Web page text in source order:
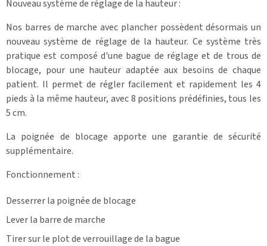
Nouveau système de réglage de la hauteur :
Nos barres de marche avec plancher possèdent désormais un
nouveau système de réglage de la hauteur. Ce système très
pratique est composé d'une bague de réglage et de trous de
blocage, pour une hauteur adaptée aux besoins de chaque
patient. Il permet de régler facilement et rapidement les 4
pieds à la même hauteur, avec 8 positions prédéfinies, tous les
5 cm.
La poignée de blocage apporte une garantie de sécurité
supplémentaire.
Fonctionnement :
Desserrer la poignée de blocage
Lever la barre de marche
Tirer sur le plot de verrouillage de la bague